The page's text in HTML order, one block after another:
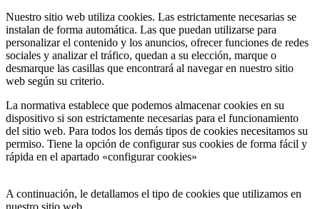
Nuestro sitio web utiliza cookies. Las estrictamente necesarias se
instalan de forma automática. Las que puedan utilizarse para
personalizar el contenido y los anuncios, ofrecer funciones de redes
sociales y analizar el tráfico, quedan a su elección, marque o
desmarque las casillas que encontrará al navegar en nuestro sitio
web según su criterio.
La normativa establece que podemos almacenar cookies en su
dispositivo si son estrictamente necesarias para el funcionamiento
del sitio web. Para todos los demás tipos de cookies necesitamos su
permiso. Tiene la opción de configurar sus cookies de forma fácil y
rápida en el apartado «configurar cookies»
A continuación, le detallamos el tipo de cookies que utilizamos en